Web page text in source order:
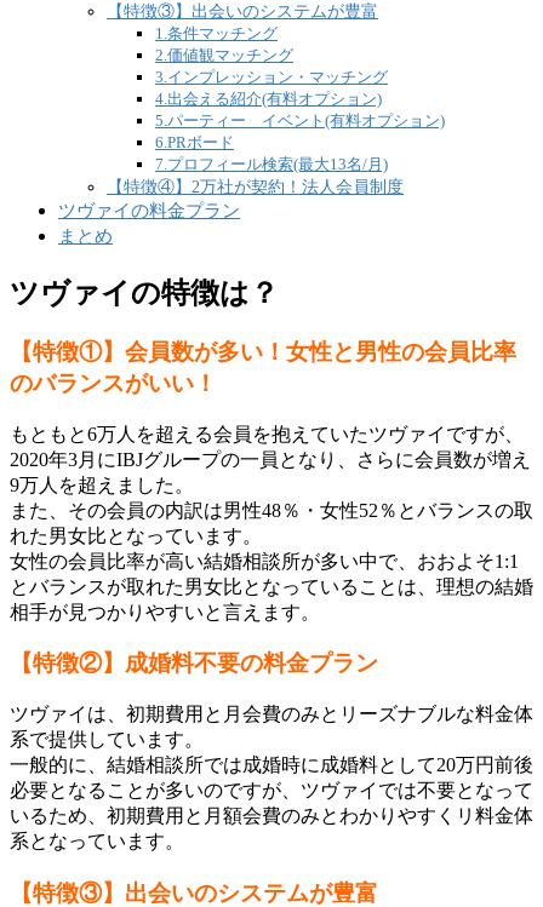
【特徴③】出会いのシステムが豊富
1.条件マッチング
2.価値観マッチング
3.インプレッション・マッチング
4.出会える紹介(有料オプション)
5.パーティー イベント(有料オプション)
6.PRボード
7.プロフィール検索(最大13名/月)
【特徴④】2万社が契約！法人会員制度
ツヴァイの料金プラン
まとめ
ツヴァイの特徴は？
【特徴①】会員数が多い！女性と男性の会員比率
のバランスがいい！
もともと6万人を超える会員を抱えていたツヴァイですが、
2020年3月にIBJグループの一員となり、さらに会員数が増え
9万人を超えました。
また、その会員の内訳は男性48％・女性52％とバランスの取
れた男女比となっています。
女性の会員比率が高い結婚相談所が多い中で、おおよそ1:1
とバランスが取れた男女比となっていることは、理想の結婚
相手が見つかりやすいと言えます。
【特徴②】成婚料不要の料金プラン
ツヴァイは、初期費用と月会費のみとリーズナブルな料金体
系で提供しています。
一般的に、結婚相談所では成婚時に成婚料として20万円前後
必要となることが多いのですが、ツヴァイでは不要となって
いるため、初期費用と月額会費のみとわかりやすくリ料金体
系となっています。
【特徴③】出会いのシステムが豊富